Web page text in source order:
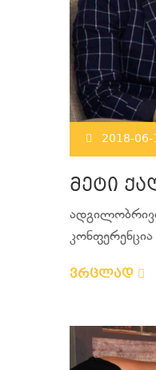
2018-06-
მეტი
ვრცლად